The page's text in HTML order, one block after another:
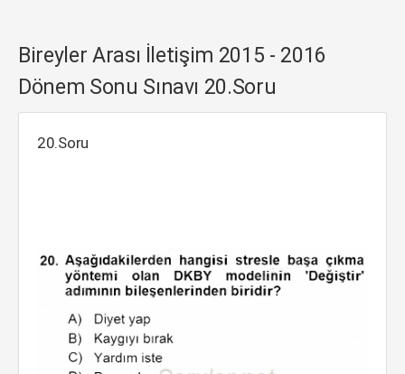
Bireyler Arası İletişim 2015 - 2016
Dönem Sonu Sınavı 20.Soru
20.Soru